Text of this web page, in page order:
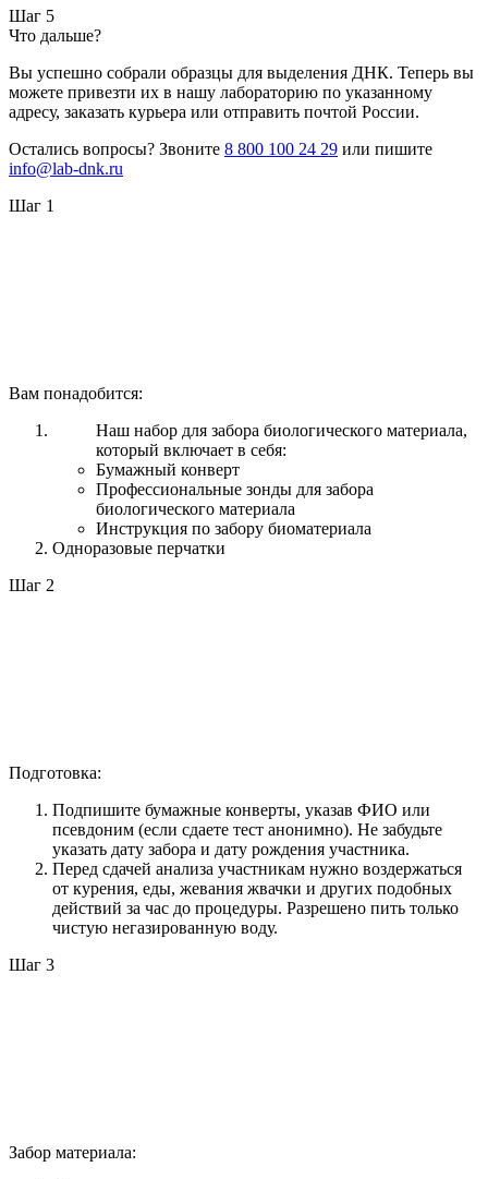
Шаг 5
Что дальше?
Вы успешно собрали образцы для выделения ДНК. Теперь вы
можете привезти их в нашу лабораторию по указанному
адресу, заказать курьера или отправить почтой России.
Остались вопросы? Звоните 8 800 100 24 29 или пишите
info@lab-dnk.ru
Шаг 1
Вам понадобится:
Наш набор для забора биологического материала,
который включает в себя:
Бумажный конверт
Профессиональные зонды для забора
биологического материала
Инструкция по забору биоматериала
Одноразовые перчатки
Шаг 2
Подготовка:
Подпишите бумажные конверты, указав ФИО или
псевдоним (если сдаете тест анонимно). Не забудьте
указать дату забора и дату рождения участника.
Перед сдачей анализа участникам нужно воздержаться
от курения, еды, жевания жвачки и других подобных
действий за час до процедуры. Разрешено пить только
чистую негазированную воду.
Шаг 3
Забор материала: